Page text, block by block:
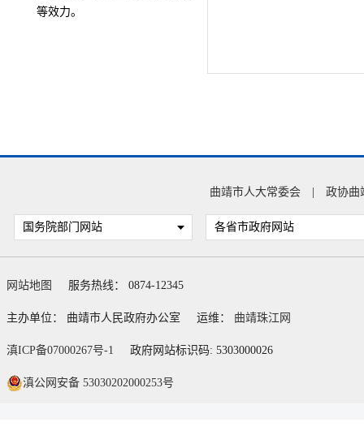
等效力。
曲靖市人大常委会 政协曲
国务院部门网站 各省市政府网站
网站地图 服务热线： 0874-12345
主办单位： 曲靖市人民政府办公室 运维： 曲靖珠江网
滇ICP备07000267号-1 政府网站标识码: 5303000026
滇公网安备 53030202000253号